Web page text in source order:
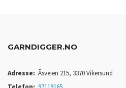
GARNDIGGER.NO
Adresse: Åsveien 215, 3370 Vikersund